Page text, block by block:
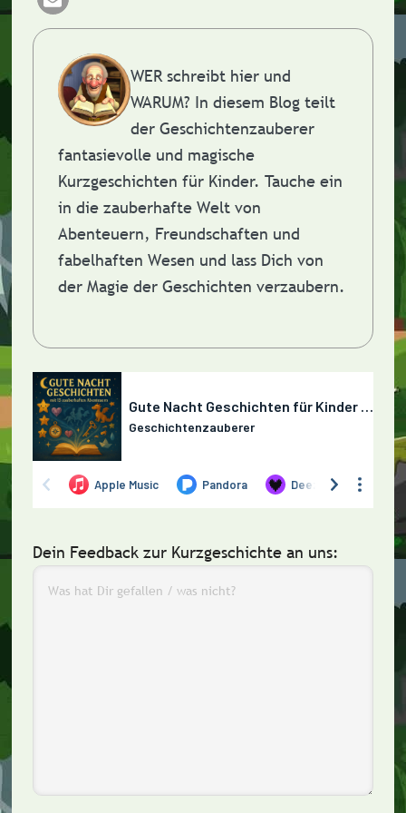
WER schreibt hier und
WARUM? In diesem Blog teilt
der Geschichtenzauberer
fantasievolle und magische
Kurzgeschichten für Kinder. Tauche ein
in die zauberhafte Welt von
Abenteuern, Freundschaften und
fabelhaften Wesen und lass Dich von
der Magie der Geschichten verzaubern.
Dein Feedback zur Kurzgeschichte an uns: